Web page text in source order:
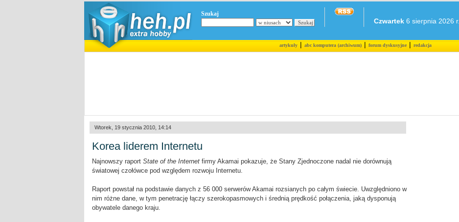
Szukaj
Czwartek 6 sierpnia 2026 r.
artykuły|abc komputera (archiwum)|forum dyskusyjne|redakcja
Wtorek, 19 stycznia 2010, 14:14
Korea liderem Internetu
Najnowszy raport State of the Internet firmy Akamai pokazuje, że Stany Zjednoczone nadal nie dorównują
światowej czołówce pod względem rozwoju Internetu.
Raport powstał na podstawie danych z 56 000 serwerów Akamai rozsianych po całym świecie. Uwzględniono w
nim różne dane, w tym penetrację łączy szerokopasmowych i średnią prędkość połączenia, jaką dysponują
obywatele danego kraju.